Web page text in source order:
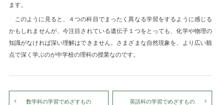
ます。
このように見ると、４つの科目でまったく異なる学習をするように感じる
かもしれませんが、今注目されている遺伝子１つをとっても、化学や物理の
知識がなければ深い理解はできません。さまざまな自然現象を、より広い観
点で深く学ぶのが中学校の理科の授業なのです。
数学科の学習でめざすもの 英語科の学習でめざすもの